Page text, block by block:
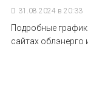
31.08.2024 в 20:33
Подробные
сайтах облэнерго